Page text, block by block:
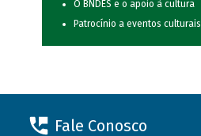
O BNDES e o apoio à cultura
Patrocínio a eventos culturais
Fale Conosco